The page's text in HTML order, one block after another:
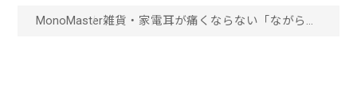
MonoMaster雑貨・家電耳が痛くならない「ながら聴